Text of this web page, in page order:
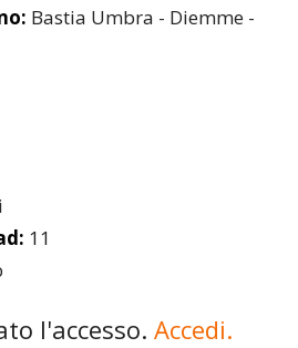
Bastia Umbra - Diemme -
11
l'accesso. Accedi.